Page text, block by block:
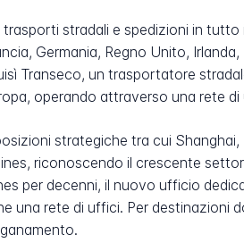
stradali e spedizioni in
Germania, Regno Unito,
Transeco, un trasportatore
operando attraverso una rete
strategiche tra cui
riconoscendo il crescente
per decenni, il nuovo ufficio
una rete di uffici. Per